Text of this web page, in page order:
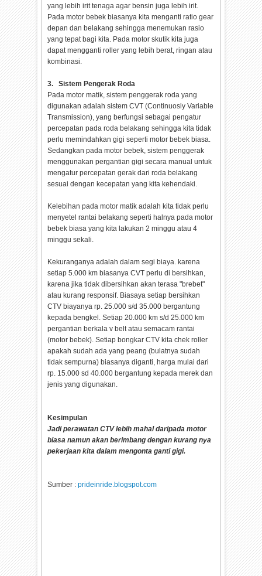
yang lebih irit tenaga agar bensin juga lebih irit.
Pada motor bebek biasanya kita menganti ratio gear
depan dan belakang sehingga menemukan rasio
yang tepat bagi kita. Pada motor skutik kita juga
dapat mengganti roller yang lebih berat, ringan atau
kombinasi.
3. Sistem Pengerak Roda
Pada motor matik, sistem penggerak roda yang
digunakan adalah sistem CVT (Continuosly Variable
Transmission), yang berfungsi sebagai pengatur
percepatan pada roda belakang sehingga kita tidak
perlu memindahkan gigi seperti motor bebek biasa.
Sedangkan pada motor bebek, sistem penggerak
menggunakan pergantian gigi secara manual untuk
mengatur percepatan gerak dari roda belakang
sesuai dengan kecepatan yang kita kehendaki.
Kelebihan pada motor matik adalah kita tidak perlu
menyetel rantai belakang seperti halnya pada motor
bebek biasa yang kita lakukan 2 minggu atau 4
minggu sekali.
Kekuranganya adalah dalam segi biaya. karena
setiap 5.000 km biasanya CVT perlu di bersihkan,
karena jika tidak dibersihkan akan terasa "brebet"
atau kurang responsif. Biasaya setiap bersihkan
CTV biayanya rp. 25.000 s/d 35.000 bergantung
kepada bengkel. Setiap 20.000 km s/d 25.000 km
pergantian berkala v belt atau semacam rantai
(motor bebek). Setiap bongkar CTV kita chek roller
apakah sudah ada yang peang (bulatnya sudah
tidak sempurna) biasanya diganti, harga mulai dari
rp. 15.000 sd 40.000 bergantung kepada merek dan
jenis yang digunakan.
Kesimpulan
Jadi perawatan CTV lebih mahal daripada motor
biasa namun akan berimbang dengan kurang nya
pekerjaan kita dalam mengonta ganti gigi.
Sumber :prideinride.blogspot.com